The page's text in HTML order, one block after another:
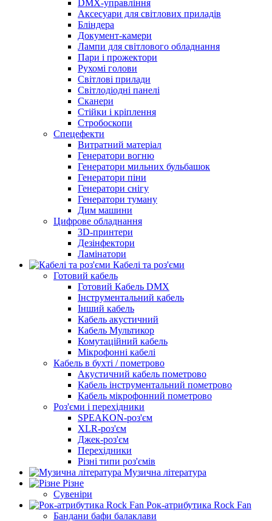
DMX-управління
Аксесуари для світлових приладів
Бліндера
Документ-камери
Лампи для світлового обладнання
Пари і прожектори
Рухомі голови
Світлові прилади
Світлодіодні панелі
Сканери
Стійки і кріплення
Стробоскопи
Спецефекти
Витратний матеріал
Генератори вогню
Генератори мильних бульбашок
Генератори піни
Генератори снігу
Генератори туману
Дим машини
Цифрове обладнання
3D-принтери
Дезінфектори
Ламінатори
Кабелі та роз'єми
Готовий кабель
Готовий Кабель DMX
Інструментальний кабель
Інший кабель
Кабель акустичний
Кабель Мультикор
Комутаційний кабель
Мікрофонні кабелі
Кабель в бухті / пометрово
Акустичний кабель пометрово
Кабель інструментальний пометрово
Кабель мікрофонний пометрово
Роз'єми і перехідники
SPEAKON-роз'єм
XLR-роз'єм
Джек-роз'єм
Перехідники
Різні типи роз'ємів
Музична література
Різне
Сувеніри
Рок-атрибутика Rock Fan
Бандани бафи балаклави